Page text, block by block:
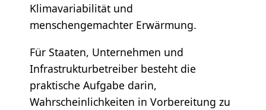
Klimavariabilität und
menschengemachter Erwärmung.
Für Staaten, Unternehmen und
Infrastrukturbetreiber besteht die
praktische Aufgabe darin,
Wahrscheinlichkeiten in Vorbereitung zu